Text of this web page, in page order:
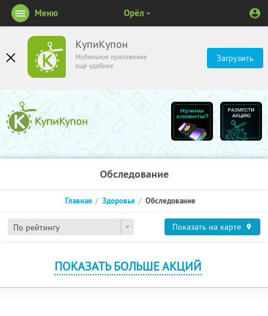
КупиКупон
Мобильное приложение
ещё удобнее
Загрузить
Меню Орёл
Обследование
По рейтингу
Главная Здоровье Обследование
Показать на карте
ПОКАЗАТЬ БОЛЬШЕ АКЦИЙ